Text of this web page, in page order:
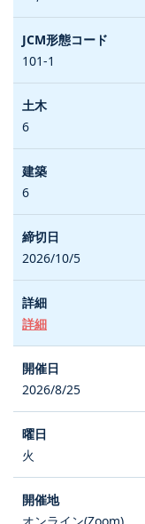
101-1
6
6
2026/10/5
詳細
2026/8/25
火